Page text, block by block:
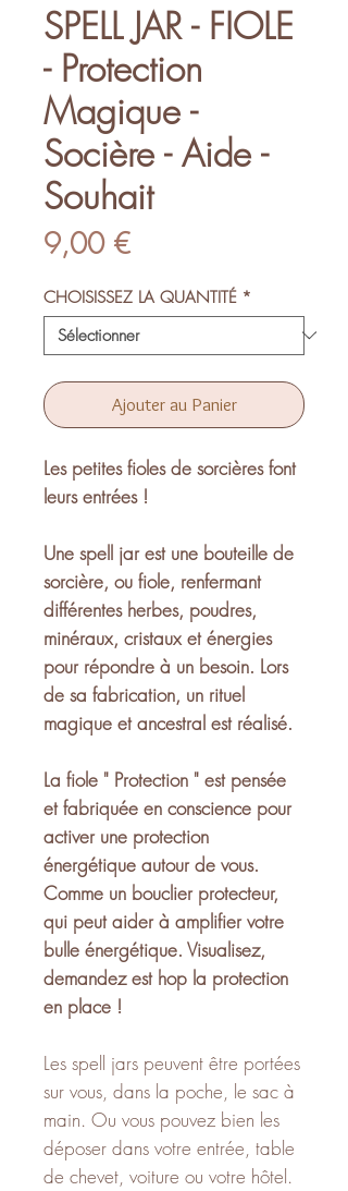
SPELL JAR - FIOLE
- Protection
Magique -
Socière - Aide -
Souhait
9,00 €Prix
CHOISISSEZ LA QUANTITÉ *
Ajouter au Panier
Les petites fioles de sorcières font
leurs entrées !
Une spell jar est une bouteille de
sorcière, ou fiole, renfermant
différentes herbes, poudres,
minéraux, cristaux et énergies
pour répondre à un besoin. Lors
de sa fabrication, un rituel
magique et ancestral est réalisé.
La fiole " Protection " est pensée
et fabriquée en conscience pour
activer une protection
énergétique autour de vous.
Comme un bouclier protecteur,
qui peut aider à amplifier votre
bulle énergétique. Visualisez,
demandez est hop la protection
en place !
Les spell jars peuvent être portées
sur vous, dans la poche, le sac à
main. Ou vous pouvez bien les
déposer dans votre entrée, table
de chevet, voiture ou votre hôtel.